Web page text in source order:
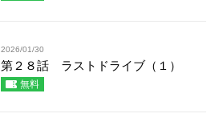
2026/01/30
第２８話 ラストドライブ（１）
無料